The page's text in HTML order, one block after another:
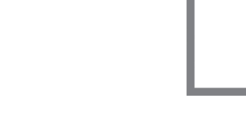
Politică GDPR